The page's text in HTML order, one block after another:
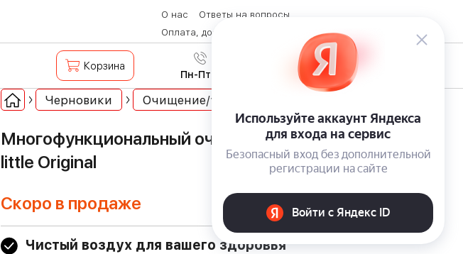
О нас
Ответы на вопросы
Оплата, доставка и возврат товара
Контакты
Корзина 8 (800) 600-28-07
Пн-Пт с 9:00 до 19:00
Черновики Очищение/увлажнение
Многофункциональный очиститель воздуха Roger
little Original
Скоро в продаже
Чистый воздух для вашего здоровья